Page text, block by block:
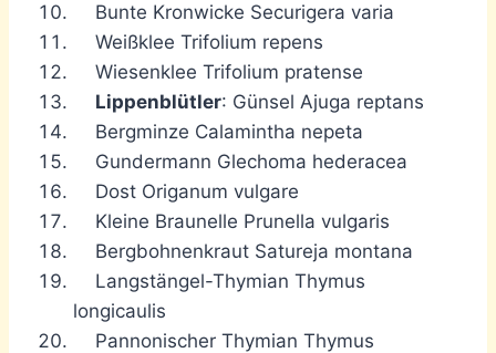
Bunte Kronwicke Securigera varia
Weißklee Trifolium repens
Wiesenklee Trifolium pratense
Lippenblütler: Günsel Ajuga reptans
Bergminze Calamintha nepeta
Gundermann Glechoma hederacea
Dost Origanum vulgare
Kleine Braunelle Prunella vulgaris
Bergbohnenkraut Satureja montana
Langstängel-Thymian Thymus
longicaulis
Pannonischer Thymian Thymus